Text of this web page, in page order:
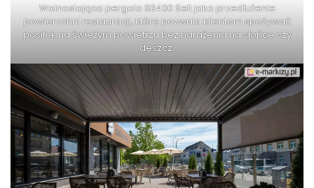
Wolnostojąca pergola SB400 Selt jako przedłużenie
powierzchni restauracji, które pozwala klientom spożywać
posiłek na świeżym powietrzu bez narażenia na słońce czy
deszcz.